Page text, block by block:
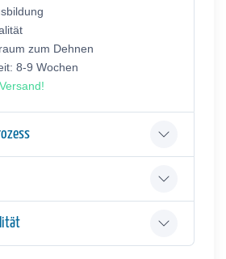
zum Dehnen
8-9 Wochen